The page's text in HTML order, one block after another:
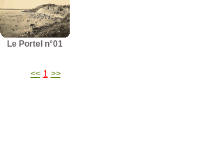
Le Portel n°01
<< 1 >>